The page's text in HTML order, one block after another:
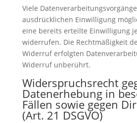
Viele
ausdrücklichen Einwilligung
eine bereits erteilte Einwilligung
widerrufen. Die Rechtmäßigkeit
Widerruf erfolgten
Widerruf unberührt.
Widerspruchsrecht
Datenerhebung in
Fällen sowie gegen
(Art. 21 DSGVO)